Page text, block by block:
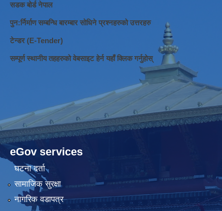
सडक बोर्ड नेपाल
पुन:र्निर्माण सम्बन्धि बारम्बार सोधिने प्रश्नहरुको उत्तरहरु
टेन्डर (E-Tender)
सम्पूर्ण स्थानीय तहहरुको वेबसाइट हेर्न यहाँ क्लिक गर्नुहोस्
eGov services
घटना दर्ता
सामाजिक सुरक्षा
नागरिक वडापत्र